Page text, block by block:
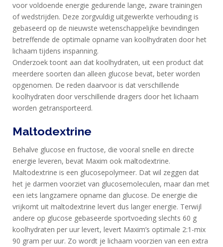
voor voldoende energie gedurende lange, zware trainingen
of wedstrijden. Deze zorgvuldig uitgewerkte verhouding is
gebaseerd op de nieuwste wetenschappelijke bevindingen
betreffende de optimale opname van koolhydraten door het
lichaam tijdens inspanning.
Onderzoek toont aan dat koolhydraten, uit een product dat
meerdere soorten dan alleen glucose bevat, beter worden
opgenomen. De reden daarvoor is dat verschillende
koolhydraten door verschillende dragers door het lichaam
worden getransporteerd.
Maltodextrine
Behalve glucose en fructose, die vooral snelle en directe
energie leveren, bevat Maxim ook maltodextrine.
Maltodextrine is een glucosepolymeer. Dat wil zeggen dat
het je darmen voorziet van glucosemoleculen, maar dan met
een iets langzamere opname dan glucose. De energie die
vrijkomt uit maltodextrine levert dus langer energie. Terwijl
andere op glucose gebaseerde sportvoeding slechts 60 g
koolhydraten per uur levert, levert Maxim’s optimale 2:1-mix
90 gram per uur. Zo wordt je lichaam voorzien van een extra
HOME
PRODUCTEN
SPORTVOEDING
EIWITTEN
EN
HERSTEL
SPORT
EN
DIEET
MAXIM
TRAINING